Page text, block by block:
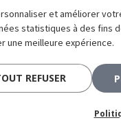
et améliorer
statistiques à des fins
une meilleure expérience.
REFUSER